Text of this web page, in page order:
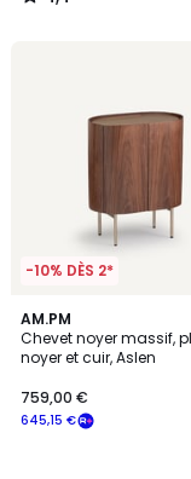
/
-10% DÈS 2*
AM.PM
Chevet noyer massif,
noyer et cuir, Aslen
645,15 €
759,00 €
3,4
/ 5